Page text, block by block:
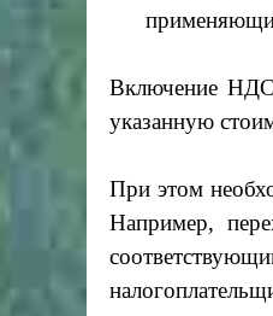
Включение НДС
указанную
При этом
Например,